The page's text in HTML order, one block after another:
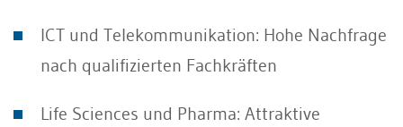
ICT und Telekommunikation: Hohe Nachfrage
nach qualifizierten Fachkräften
Life Sciences und Pharma: Attraktive